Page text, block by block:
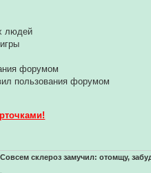
людей
форумом
пользования форумом
склероз замучил: отомщу,